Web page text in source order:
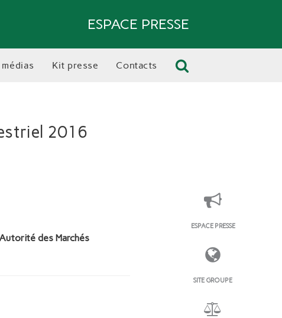
ESPACE PRESSE
médias kit presse contacts
2016
ESPACE PRESSE
SITE GROUPE
des Marchés